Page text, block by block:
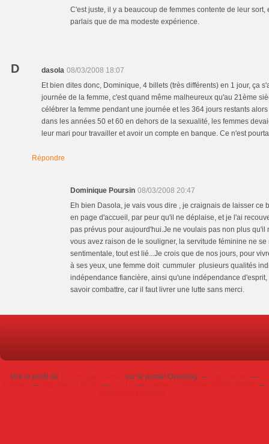
C'est juste, il y a beaucoup de femmes contente de leur
parlais que de ma modeste expérience.
D dasola 08/03/2008 18:07
Et bien dites donc, Dominique, 4 billets (très différents) en 1 jour, ça
journée de la femme, c'est quand même malheureux qu'au 21ème
célébrer la femme pendant une journée et les 364 jours restants
dans les années 50 et 60 en dehors de la sexualité, les femmes
leur mari pour travailler et avoir un compte en banque. Ce n'est
Répondre
Dominique Poursin 08/03/2008 20:47
Eh bien Dasola, je vais vous dire , je craignais de laisser ce
en page d'accueil, par peur qu'il ne déplaise, et je l'ai
pas prévus pour aujourd'hui.Je ne voulais pas non plus qu'il
vous avez raison de le souligner, la servitude féminine ne
sentimentale, tout est lié...Je crois que de nos jours, pour
à ses yeux, une femme doit cummuler plusieurs qualités
indépendance fiancière, ainsi qu'une indépendance d'esprit,
savoir combattre, car il faut livrer une lutte sans merci.
Voir le profil de sur le portail Overblog